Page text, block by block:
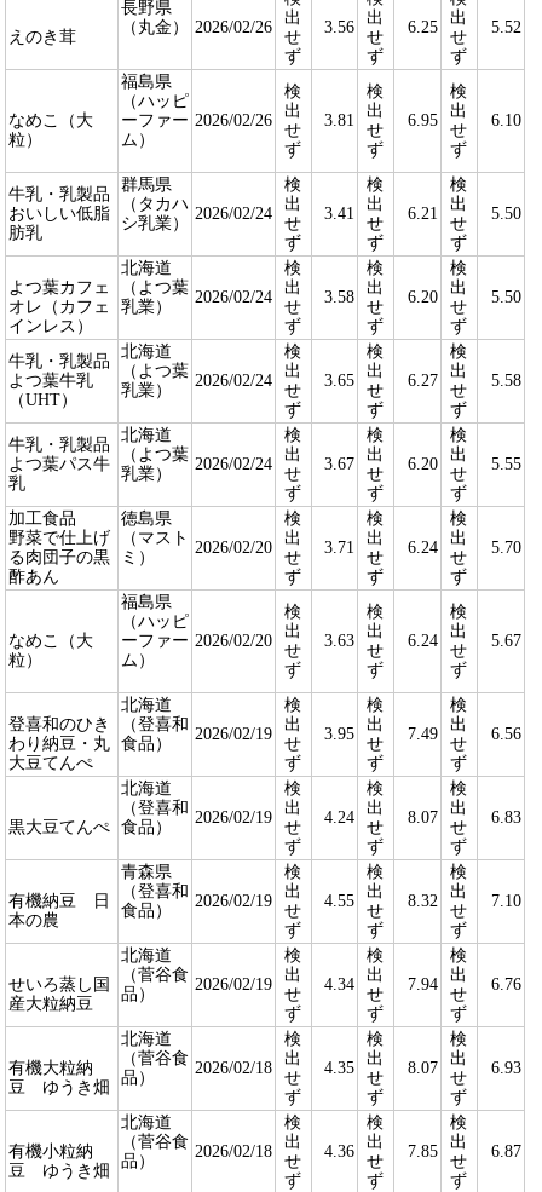
えのき茸
長野県
（丸金）
2026/02/26
出
せ
ず
3.56
出
せ
ず
6.25
出
せ
ず
5.52
なめこ（大
粒）
福島県
（ハッピ
ーファー
ム）
2026/02/26
検
出
せ
ず
3.81
検
出
せ
ず
6.95
検
出
せ
ず
6.10
牛乳・乳製品
おいしい低脂
肪乳
群馬県
（タカハ
シ乳業）
2026/02/24
検
出
せ
ず
3.41
検
出
せ
ず
6.21
検
出
せ
ず
5.50
よつ葉カフェ
オレ（カフェ
インレス）
北海道
（よつ葉
乳業）
2026/02/24
検
出
せ
ず
3.58
検
出
せ
ず
6.20
検
出
せ
ず
5.50
牛乳・乳製品
よつ葉牛乳
（UHT）
北海道
（よつ葉
乳業）
2026/02/24
検
出
せ
ず
3.65
検
出
せ
ず
6.27
検
出
せ
ず
5.58
牛乳・乳製品
よつ葉パス牛
乳
北海道
（よつ葉
乳業）
2026/02/24
検
出
せ
ず
3.67
検
出
せ
ず
6.20
検
出
せ
ず
5.55
加工食品
野菜で仕上げ
る肉団子の黒
酢あん
徳島県
（マスト
ミ）
2026/02/20
検
出
せ
ず
3.71
検
出
せ
ず
6.24
検
出
せ
ず
5.70
なめこ（大
粒）
福島県
（ハッピ
ーファー
ム）
2026/02/20
検
出
せ
ず
3.63
検
出
せ
ず
6.24
検
出
せ
ず
5.67
登喜和のひき
わり納豆・丸
大豆てんぺ
北海道
（登喜和
食品）
2026/02/19
検
出
せ
ず
3.95
検
出
せ
ず
7.49
検
出
せ
ず
6.56
黒大豆てんぺ
北海道
（登喜和
食品）
2026/02/19
検
出
せ
ず
4.24
検
出
せ
ず
8.07
検
出
せ
ず
6.83
有機納豆 日
本の農
青森県
（登喜和
食品）
2026/02/19
検
出
せ
ず
4.55
検
出
せ
ず
8.32
検
出
せ
ず
7.10
せいろ蒸し国
産大粒納豆
北海道
（菅谷食
品）
2026/02/19
検
出
せ
ず
4.34
検
出
せ
ず
7.94
検
出
せ
ず
6.76
有機大粒納
豆 ゆうき畑
北海道
（菅谷食
品）
2026/02/18
検
出
せ
ず
4.35
検
出
せ
ず
8.07
検
出
せ
ず
6.93
有機小粒納
豆 ゆうき畑
北海道
（菅谷食
品）
2026/02/18
検
出
せ
ず
4.36
検
出
せ
ず
7.85
検
出
せ
ず
6.87